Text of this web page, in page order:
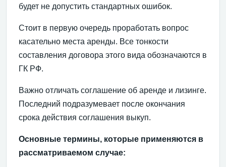
будет не допустить стандартных ошибок.
Стоит в первую очередь проработать вопрос
касательно места аренды. Все тонкости
составления договора этого вида обозначаются в
ГК РФ.
Важно отличать соглашение об аренде и лизинге.
Последний подразумевает после окончания
срока действия соглашения выкуп.
Основные термины, которые применяются в
рассматриваемом случае: